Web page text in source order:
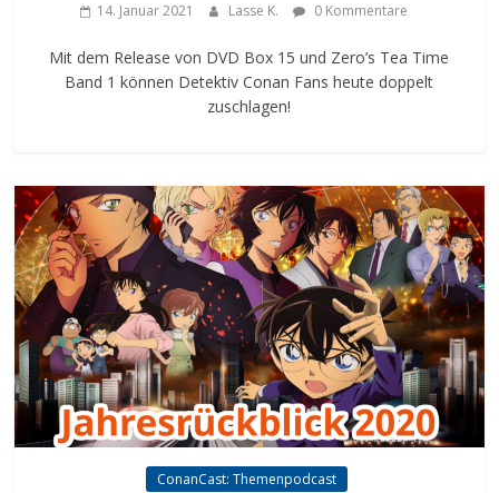
14. Januar 2021 Lasse K. 0 Kommentare
Mit dem Release von DVD Box 15 und Zero’s Tea Time
Band 1 können Detektiv Conan Fans heute doppelt
zuschlagen!
ConanCast: Themenpodcast